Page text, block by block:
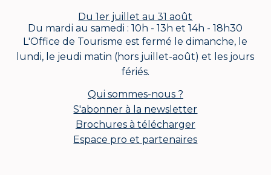
Du 1er juillet au 31 août
Du mardi au samedi : 10h - 13h et 14h - 18h30
L'Office de Tourisme est fermé le dimanche, le
lundi, le jeudi matin (hors juillet-août) et les jours
fériés.
Qui sommes-nous ?
S'abonner à la newsletter
Brochures à télécharger
Espace pro et partenaires